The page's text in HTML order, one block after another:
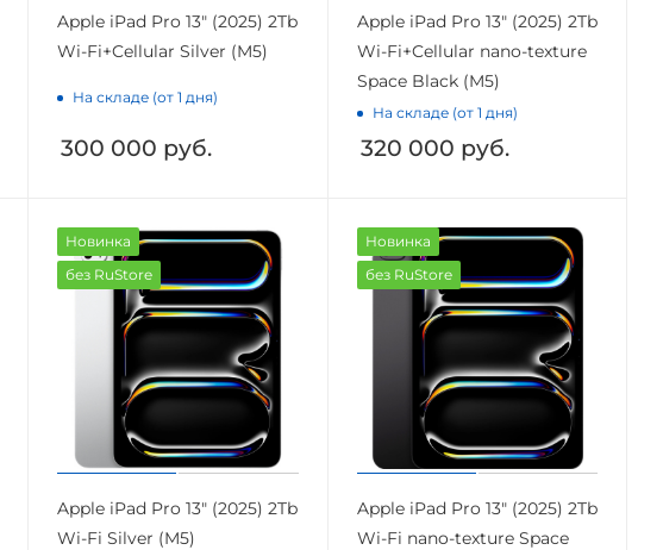
Apple iPad Pro 13" (2025) 2Tb
Wi-Fi+Cellular Silver (M5)
На складе (от 1 дня)
300 000 руб.
Apple iPad Pro 13" (2025) 2Tb
Wi-Fi+Cellular nano-texture
Space Black (M5)
На складе (от 1 дня)
320 000 руб.
Новинка
без RuStore
Apple iPad Pro 13" (2025) 2Tb
Wi-Fi Silver (M5)
Новинка
без RuStore
Apple iPad Pro 13" (2025) 2Tb
Wi-Fi nano-texture Space